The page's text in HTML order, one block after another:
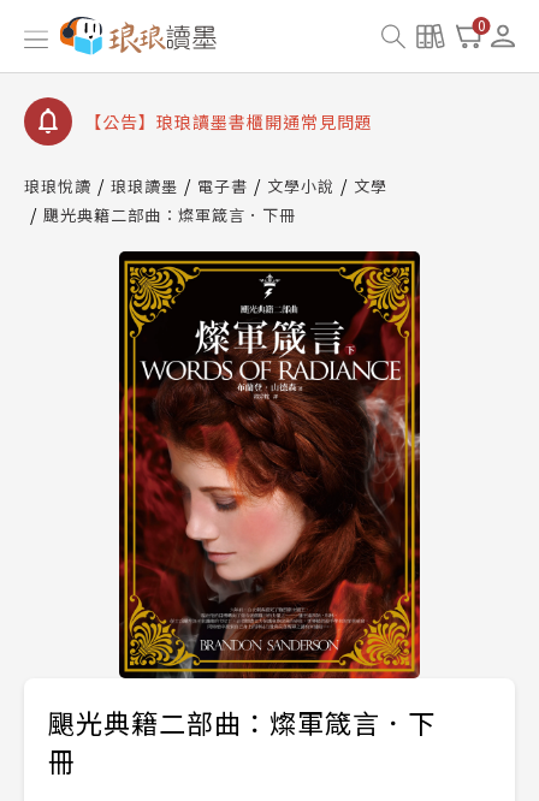
0
【公告】因 Readmoo 讀墨系統維護中，本站同步暫
停部分閱讀服務
【公告】琅琅讀墨數位閱讀資產合併與書櫃開通申請
【公告】琅琅讀墨書櫃開通常見問題
請圖文教學
【公告】琅琅書店服務升級重要說明及資產合併結果
查詢
【公告】因 Readmoo 讀墨系統維護中，本站同步暫
停部分閱讀服務
琅琅悅讀 琅琅讀墨 電子書 文學小說
文學
颶光典籍二部曲：燦軍箴言．下冊
颶光典籍二部曲：燦軍箴言．下
冊